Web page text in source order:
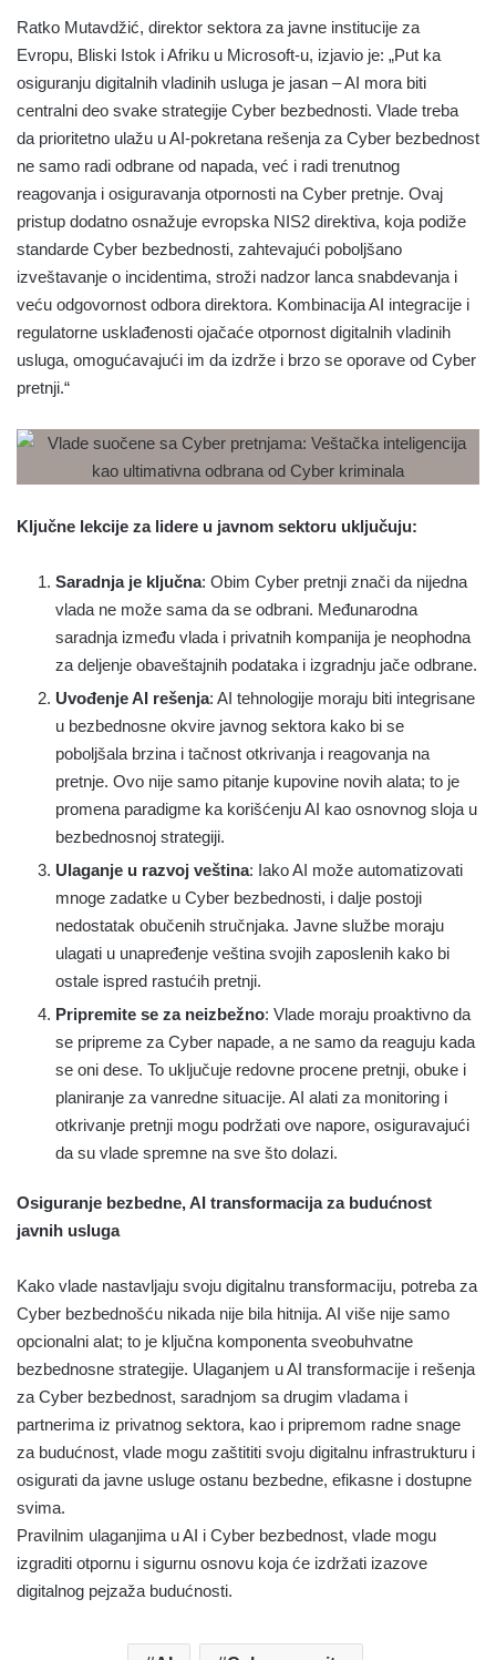
Ratko Mutavdžić, direktor sektora za javne institucije za
Evropu, Bliski Istok i Afriku u Microsoft-u, izjavio je: „Put ka
osiguranju digitalnih vladinih usluga je jasan – AI mora biti
centralni deo svake strategije Cyber bezbednosti. Vlade treba
da prioritetno ulažu u AI-pokretana rešenja za Cyber bezbednost
ne samo radi odbrane od napada, već i radi trenutnog
reagovanja i osiguravanja otpornosti na Cyber pretnje. Ovaj
pristup dodatno osnažuje evropska NIS2 direktiva, koja podiže
standarde Cyber bezbednosti, zahtevajući poboljšano
izveštavanje o incidentima, stroži nadzor lanca snabdevanja i
veću odgovornost odbora direktora. Kombinacija AI integracije i
regulatorne usklađenosti ojačaće otpornost digitalnih vladinih
usluga, omogućavajući im da izdrže i brzo se oporave od Cyber
pretnji.“
Ključne lekcije za lidere u javnom sektoru uključuju:
Saradnja je ključna: Obim Cyber pretnji znači da nijedna
vlada ne može sama da se odbrani. Međunarodna
saradnja između vlada i privatnih kompanija je neophodna
za deljenje obaveštajnih podataka i izgradnju jače odbrane.
Uvođenje AI rešenja: AI tehnologije moraju biti integrisane
u bezbednosne okvire javnog sektora kako bi se
poboljšala brzina i tačnost otkrivanja i reagovanja na
pretnje. Ovo nije samo pitanje kupovine novih alata; to je
promena paradigme ka korišćenju AI kao osnovnog sloja u
bezbednosnoj strategiji.
Ulaganje u razvoj veština: Iako AI može automatizovati
mnoge zadatke u Cyber bezbednosti, i dalje postoji
nedostatak obučenih stručnjaka. Javne službe moraju
ulagati u unapređenje veština svojih zaposlenih kako bi
ostale ispred rastućih pretnji.
Pripremite se za neizbežno: Vlade moraju proaktivno da
se pripreme za Cyber napade, a ne samo da reaguju kada
se oni dese. To uključuje redovne procene pretnji, obuke i
planiranje za vanredne situacije. AI alati za monitoring i
otkrivanje pretnji mogu podržati ove napore, osiguravajući
da su vlade spremne na sve što dolazi.
Osiguranje bezbedne, AI transformacija za budućnost
javnih usluga
Kako vlade nastavljaju svoju digitalnu transformaciju, potreba za
Cyber bezbednošću nikada nije bila hitnija. AI više nije samo
opcionalni alat; to je ključna komponenta sveobuhvatne
bezbednosne strategije. Ulaganjem u AI transformacije i rešenja
za Cyber bezbednost, saradnjom sa drugim vladama i
partnerima iz privatnog sektora, kao i pripremom radne snage
za budućnost, vlade mogu zaštititi svoju digitalnu infrastrukturu i
osigurati da javne usluge ostanu bezbedne, efikasne i dostupne
svima.
Pravilnim ulaganjima u AI i Cyber bezbednost, vlade mogu
izgraditi otpornu i sigurnu osnovu koja će izdržati izazove
digitalnog pejzaža budućnosti.